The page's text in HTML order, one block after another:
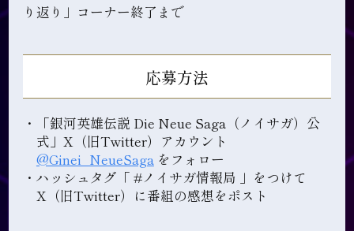
キャラクター
自由惑星同盟 銀河帝国
要塞
り返り」コーナー終了まで
応募方法
・「銀河英雄伝説 Die Neue Saga（ノイサガ）公
式」X（旧Twitter）アカウント
@Ginei_NeueSagaをフォロー
・ハッシュタグ「 #ノイサガ情報局 」をつけて
X（旧Twitter）に番組の感想をポスト